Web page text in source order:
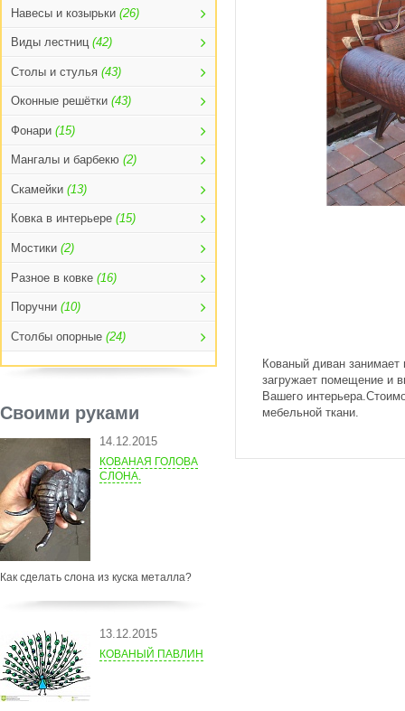
Навесы и козырьки (26)
Виды лестниц (42)
Столы и стулья (43)
Оконные решётки (43)
Фонари (15)
Мангалы и барбекю (2)
Скамейки (13)
Ковка в интерьере (15)
Мостики (2)
Разное в ковке (16)
Поручни (10)
Столбы опорные (24)
Своими руками
14.12.2015
КОВАНАЯ ГОЛОВА
СЛОНА.
Как сделать слона из куска металла?
13.12.2015
КОВАНЫЙ ПАВЛИН
Кованый диван занимает
загружает помещение и
Вашего
мебельной ткани.